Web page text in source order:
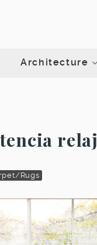
Architecture
Rugs